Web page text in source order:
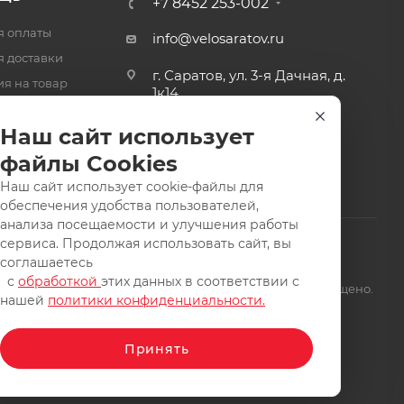
оплаты
доставки
на товар
+7 8452 253-002
info@velosaratov.ru
г. Саратов, ул. 3-я Дачная, д.
1к14
Заимствование материалов и фотографий запрещено.
Наш сайт использует
файлы Cookies
Наш сайт использует cookie-файлы для
обеспечения удобства пользователей,
анализа посещаемости и улучшения работы
сервиса. Продолжая использовать сайт, вы
соглашаетесь
с обработкой этих данных в соответствии с
нашей политики конфиденциальности.
Принять